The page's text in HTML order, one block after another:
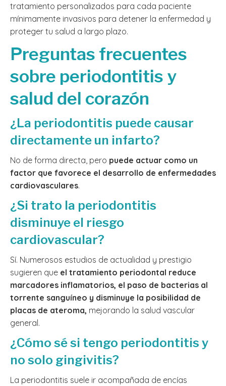
tratamiento personalizados para cada paciente
mínimamente invasivos para detener la enfermedad y
proteger tu salud a largo plazo.
Preguntas frecuentes
sobre periodontitis y
salud del corazón
¿La periodontitis puede causar
directamente un infarto?
No de forma directa, pero puede actuar como un
factor que favorece el desarrollo de enfermedades
cardiovasculares.
¿Si trato la periodontitis
disminuye el riesgo
cardiovascular?
Sí. Numerosos estudios de actualidad y prestigio
sugieren que el tratamiento periodontal reduce
marcadores inflamatorios, el paso de bacterias al
torrente sanguíneo y disminuye la posibilidad de
placas de ateroma, mejorando la salud vascular
general.
¿Cómo sé si tengo periodontitis y
no solo gingivitis?
La periodontitis suele ir acompañada de encías